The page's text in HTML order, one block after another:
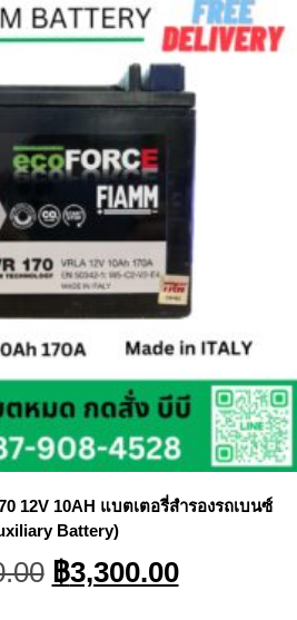
12V 10AH แบตเตอรี่สำรองรถเบนซ์
Battery)
Original
price
฿3,300.00Current
price